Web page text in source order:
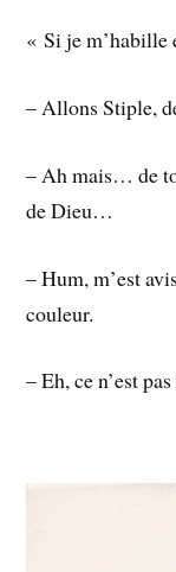
« Si je m’habille
– Allons Stiple,
– Ah mais… de
de Dieu…
– Hum, m’est
couleur.
– Eh, ce n’est